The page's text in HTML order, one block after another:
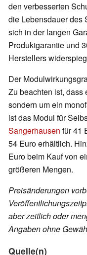
den verbesserten
die Lebensdauer des
sich in der langen
Produktgarantie und
Herstellers
Der
Zu beachten ist, dass
sondern um ein
ist das Modul für
Sangerhausen für 41
54 Euro erhältlich.
Euro beim Kauf von
größeren Mengen.
Preisänderungen
aber zeitlich oder
Angaben ohne
Quelle(n)